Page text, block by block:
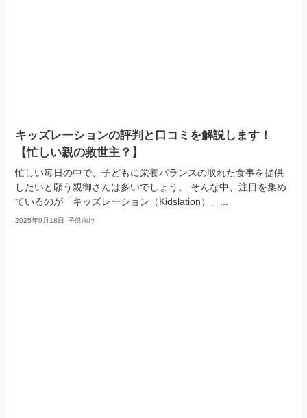
キッズレーションの評判と口コミを解説します！
【忙しい親の救世主？】
忙しい毎日の中で、子どもに栄養バランスの取れた食事を提供
したいと願う親御さんは多いでしょう。 そんな中、注目を集め
ているのが「キッズレーション（Kidslation）」...
2025年9月18日 子供向け